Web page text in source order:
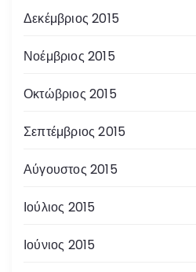
Δεκέμβριος 2015
Νοέμβριος 2015
Οκτώβριος 2015
Σεπτέμβριος 2015
Αύγουστος 2015
Ιούλιος 2015
Ιούνιος 2015